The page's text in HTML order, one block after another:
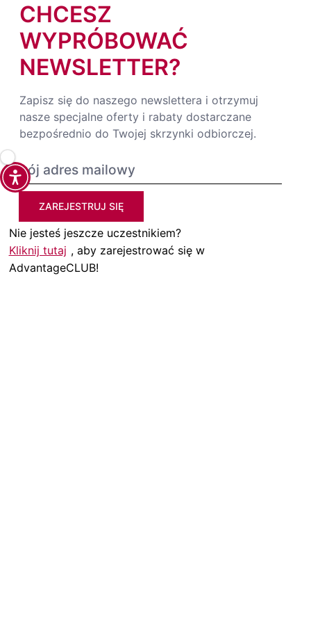
CHCESZ
WYPRÓBOWAĆ
NEWSLETTER?
Zapisz się do naszego newslettera i otrzymuj
nasze specjalne oferty i rabaty dostarczane
bezpośrednio do Twojej skrzynki odbiorczej.
ZAREJESTRUJ SIĘ
Nie jesteś jeszcze uczestnikiem?
Kliknij tutaj , aby zarejestrować się w
AdvantageCLUB!